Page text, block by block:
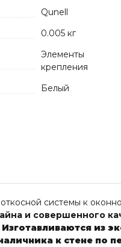
Qunell
0.005 кг
Элементы
крепления
Белый
системы к
и совершенного
Изготавливаются из
к стене по